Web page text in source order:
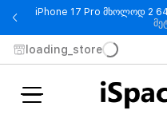
iPhone 17 Pro მხოლოდ 2
loading_store